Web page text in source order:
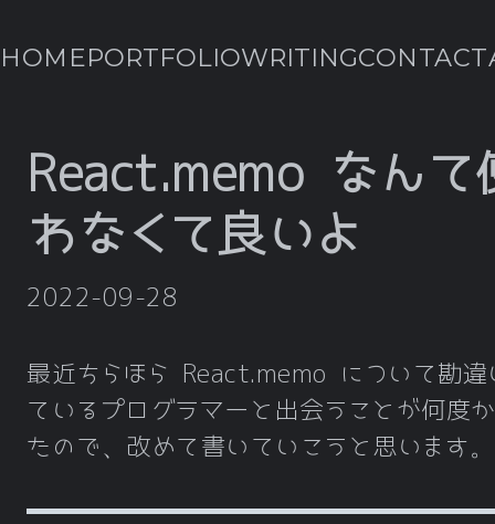
HOMEPORTFOLIOWRITINGCONTACT
React.memo なんて
わなくて良いよ
2022-09-28
最近ちらほら React.memo について勘違
ているプログラマーと出会うことが何度
たので、改めて書いていこうと思います。